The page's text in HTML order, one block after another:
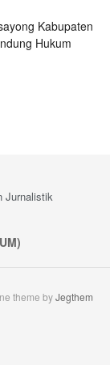
Kabupaten
Hukum
Jurnalistik
theme byJegthem